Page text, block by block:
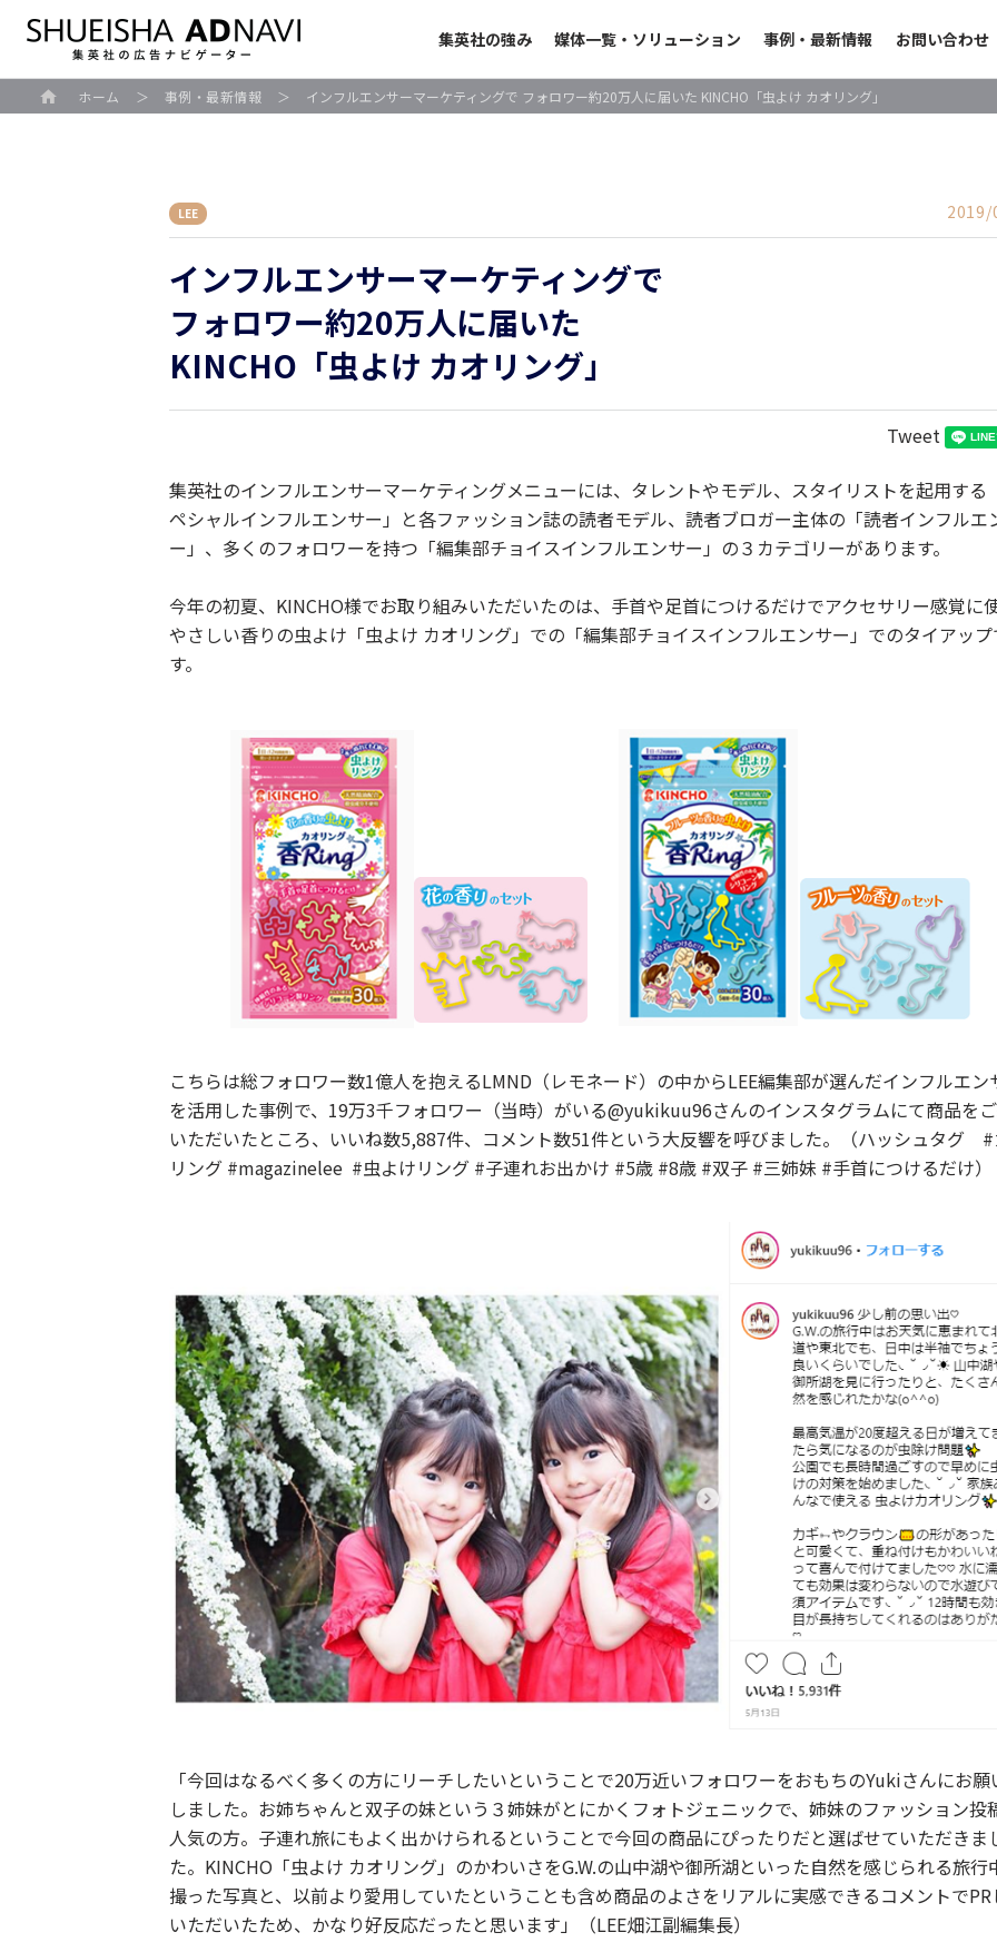
集英社の強み 媒体一覧・ソリューション 事例・最新情報 お問い合わせ
ホーム ＞ 事例・最新情報 ＞ インフルエンサーマーケティングで フォロワー約20万人に届いた KINCHO「虫よけ カオリング」
LEE 2019/
インフルエンサーマーケティングで
フォロワー約20万人に届いた
KINCHO「虫よけ カオリング」
Tweet
集英社のインフルエンサーマーケティングメニューには、タレントやモデル、スタイリストを起用する
ペシャルインフルエンサー」と各ファッション誌の読者モデル、読者ブロガー主体の「読者インフルエ
ー」、多くのフォロワーを持つ「編集部チョイスインフルエンサー」の３カテゴリーがあります。
今年の初夏、KINCHO様でお取り組みいただいたのは、手首や足首につけるだけでアクセサリー感覚に
やさしい香りの虫よけ「虫よけ カオリング」での「編集部チョイスインフルエンサー」でのタイアップ
す。
こちらは総フォロワー数1億人を抱えるLMND（レモネード）の中からLEE編集部が選んだインフルエン
を活用した事例で、19万3千フォロワー（当時）がいる@yukikuu96さんのインスタグラムにて商品を
いただいたところ、いいね数5,887件、コメント数51件という大反響を呼びました。（ハッシュタグ
リング #magazinelee #虫よけリング #子連れお出かけ #5歳 #8歳 #双子 #三姉妹 #手首につけるだけ）
「今回はなるべく多くの方にリーチしたいということで20万近いフォロワーをおもちのYukiさんにお願
しました。お姉ちゃんと双子の妹という３姉妹がとにかくフォトジェニックで、姉妹のファッション投
人気の方。子連れ旅にもよく出かけられるということで今回の商品にぴったりだと選ばせていただきま
た。KINCHO「虫よけ カオリング」のかわいさをG.W.の山中湖や御所湖といった自然を感じられる旅行
撮った写真と、以前より愛用していたということも含め商品のよさをリアルに実感できるコメントでPR
いただいたため、かなり好反応だったと思います」（LEE畑江副編集長）